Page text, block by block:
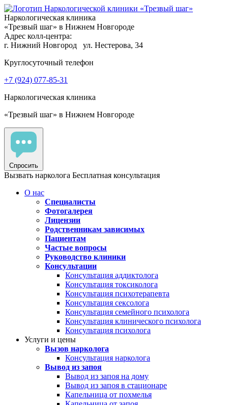
Наркологическая клиника
«Трезвый шаг» в Нижнем Новгороде
Адрес колл-центра:
г. Нижний Новгород
ул. Нестерова, 34
Круглосуточный телефон
+7 (924) 077-85-31
Наркологическая клиника
«Трезвый шаг» в Нижнем Новгороде
Спросить
Вызвать нарколога Бесплатная консультация
О нас
Специалисты
Фотогалерея
Лицензии
Родственникам зависимых
Пациентам
Частые вопросы
Руководство клиники
Консультации
Консультация аддиктолога
Консультация токсиколога
Консультация психотерапевта
Консультация сексолога
Консультация семейного психолога
Консультация клинического психолога
Консультация психолога
Услуги и цены
Вызов нарколога
Консультация нарколога
Вывод из запоя
Вывод из запоя на дому
Вывод из запоя в стационаре
Капельница от похмелья